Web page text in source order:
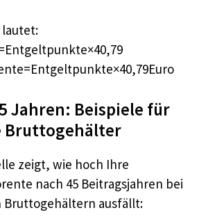
Jahren: Beispiele für
Bruttogehälter
zeigt, wie hoch Ihre
nach 45 Beitragsjahren bei
ausfällt: